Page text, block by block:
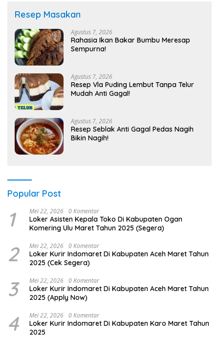
Resep Masakan
Agustus 7, 2026
Rahasia Ikan Bakar Bumbu Meresap
Sempurna!
Agustus 7, 2026
Resep Vla Puding Lembut Tanpa Telur
Mudah Anti Gagal!
Agustus 7, 2026
Resep Seblak Anti Gagal Pedas Nagih
Bikin Nagih!
Popular Post
1 Mei 22, 2026 0 Komentar
Loker Asisten Kepala Toko Di Kabupaten Ogan
Komering Ulu Maret Tahun 2025 (Segera)
2 Mei 22, 2026 0 Komentar
Loker Kurir Indomaret Di Kabupaten Aceh Maret Tahun
2025 (Cek Segera)
3 Mei 22, 2026 0 Komentar
Loker Kurir Indomaret Di Kabupaten Aceh Maret Tahun
2025 (Apply Now)
4 Mei 22, 2026 0 Komentar
Loker Kurir Indomaret Di Kabupaten Karo Maret Tahun
2025